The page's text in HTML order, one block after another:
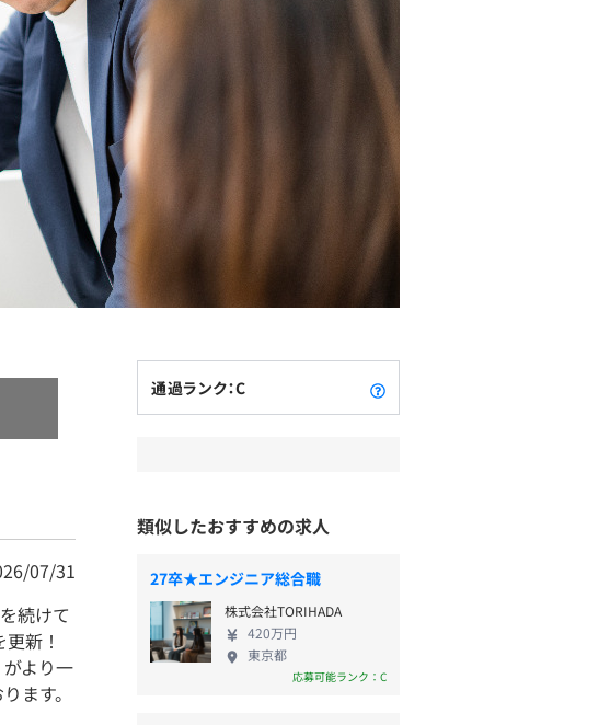
07/31
続けて
新！
より一
ます。
通過ランク：C
類似したおすすめの求人
27卒★エンジニア総合職
株式会社TORIHADA
420万円
東京都
応募可能ランク：C